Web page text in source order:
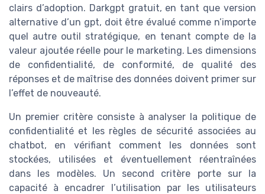
clairs d’adoption. Darkgpt gratuit, en tant que version
alternative d’un gpt, doit être évalué comme n’importe
quel autre outil stratégique, en tenant compte de la
valeur ajoutée réelle pour le marketing. Les dimensions
de confidentialité, de conformité, de qualité des
réponses et de maîtrise des données doivent primer sur
l’effet de nouveauté.
Un premier critère consiste à analyser la politique de
confidentialité et les règles de sécurité associées au
chatbot, en vérifiant comment les données sont
stockées, utilisées et éventuellement réentraînées
dans les modèles. Un second critère porte sur la
capacité à encadrer l’utilisation par les utilisateurs